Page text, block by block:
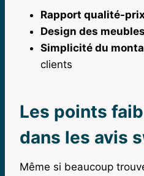
Rapport qualité-
Design des meubles
Simplicité du
clients
Les points
dans les avis
Même si beaucoup